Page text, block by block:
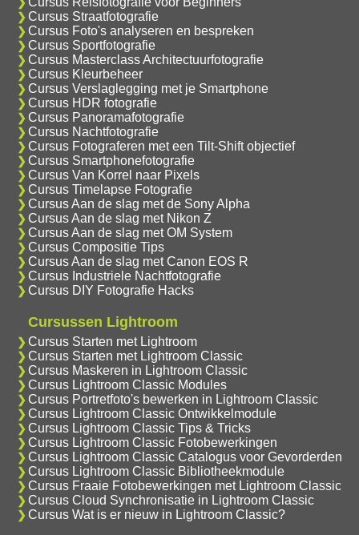
Cursus Straatfotografie
Cursus Foto's analyseren en bespreken
Cursus Sportfotografie
Cursus Masterclass Architectuurfotografie
Cursus Kleurbeheer
Cursus Verslaglegging met je Smartphone
Cursus HDR fotografie
Cursus Panoramafotografie
Cursus Nachtfotografie
Cursus Fotograferen met een Tilt-Shift objectief
Cursus Smartphonefotografie
Cursus Van Korrel naar Pixels
Cursus Timelapse Fotografie
Cursus Aan de slag met de Sony Alpha
Cursus Aan de slag met Nikon Z
Cursus Aan de slag met OM System
Cursus Compositie Tips
Cursus Aan de slag met Canon EOS R
Cursus Industriele Nachtfotografie
Cursus DIY Fotografie Hacks
Cursussen Lightroom
Cursus Starten met Lightroom
Cursus Starten met Lightroom Classic
Cursus Maskeren in Lightroom Classic
Cursus Lightroom Classic Modules
Cursus Portretfoto's bewerken in Lightroom Classic
Cursus Lightroom Classic Ontwikkelmodule
Cursus Lightroom Classic Tips & Tricks
Cursus Lightroom Classic Fotobewerkingen
Cursus Lightroom Classic Catalogus voor Gevorderden
Cursus Lightroom Classic Bibliotheekmodule
Cursus Fraaie Fotobewerkingen met Lightroom Classic
Cursus Cloud Synchronisatie in Lightroom Classic
Cursus Wat is er nieuw in Lightroom Classic?